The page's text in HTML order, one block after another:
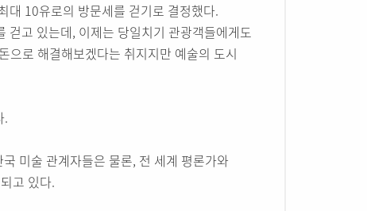
대 10유로의 방문세를 걷기로 결정했다.
걷고 있는데, 이제는 당일치기 관광객들에게도
으로 해결해보겠다는 취지지만 예술의 도시
.
미술 관계자들은 물론, 전 세계 평론가와
고 있다.